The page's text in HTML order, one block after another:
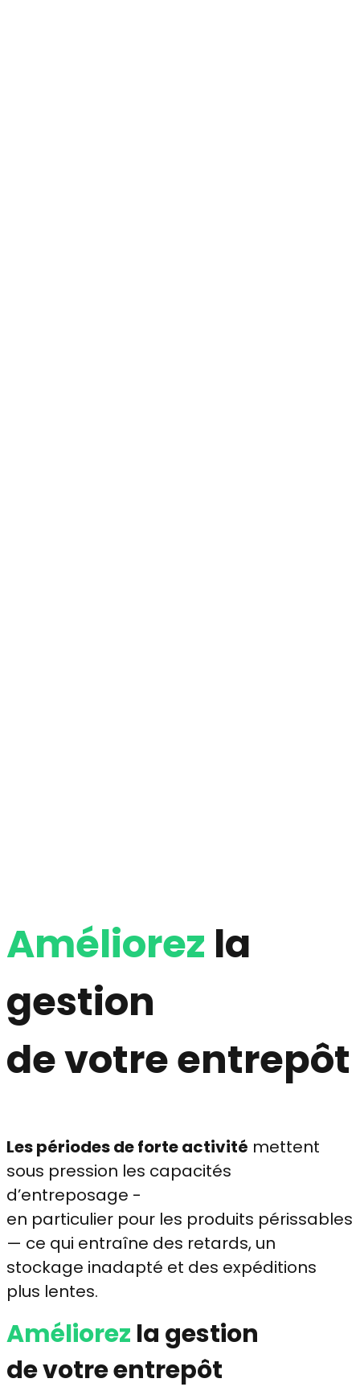
Améliorez la
gestion
de votre entrepôt
Les périodes de forte activité mettent
sous pression les capacités
d’entreposage -
en particulier pour les produits périssables
— ce qui entraîne des retards, un
stockage inadapté et des expéditions
plus lentes.
Améliorez la gestion
de votre entrepôt